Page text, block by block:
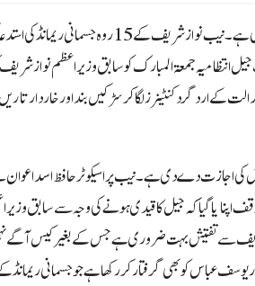
نیب نے مسلم لیگ ن کے تاحیات قائد اور سابق وزیراعظم میاں محمد نواز
انتظامیہ جمعۃ المبارک کو سابق وزیراعظم نواز
کنٹینرز لگا کر سڑکیں بند اور خار دار
دے دی ہے۔ نیب پراسیکوٹر حافظ اسد اعوان نے
گیا کہ جیل کا قیدی ہونے کی وجہ سے سابق
سے تفتیش بہت ضروری ہے جس کے بغیر کیس آگے
کو بھی گرفتار کر رکھا ہے جو جسمانی ریمانڈ